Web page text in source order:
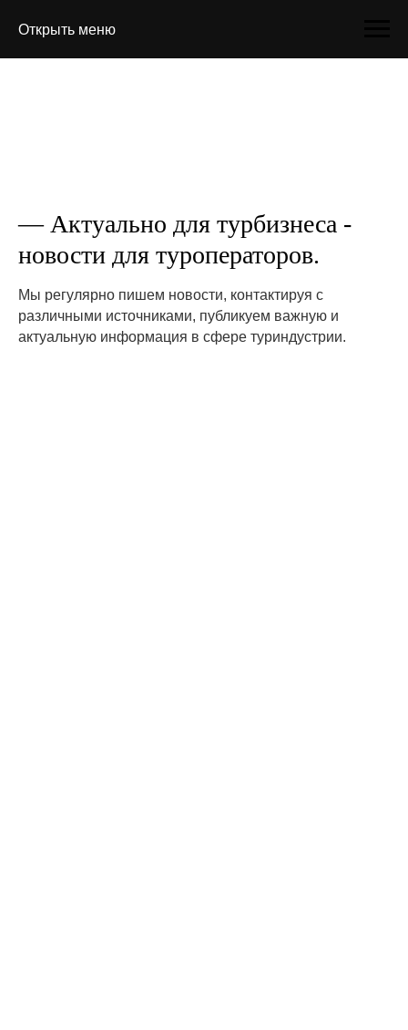
Открыть меню
— Актуально для турбизнеса -
новости для туроператоров.
Мы регулярно пишем новости, контактируя с
различными источниками, публикуем важную и
актуальную информация в сфере туриндустрии.